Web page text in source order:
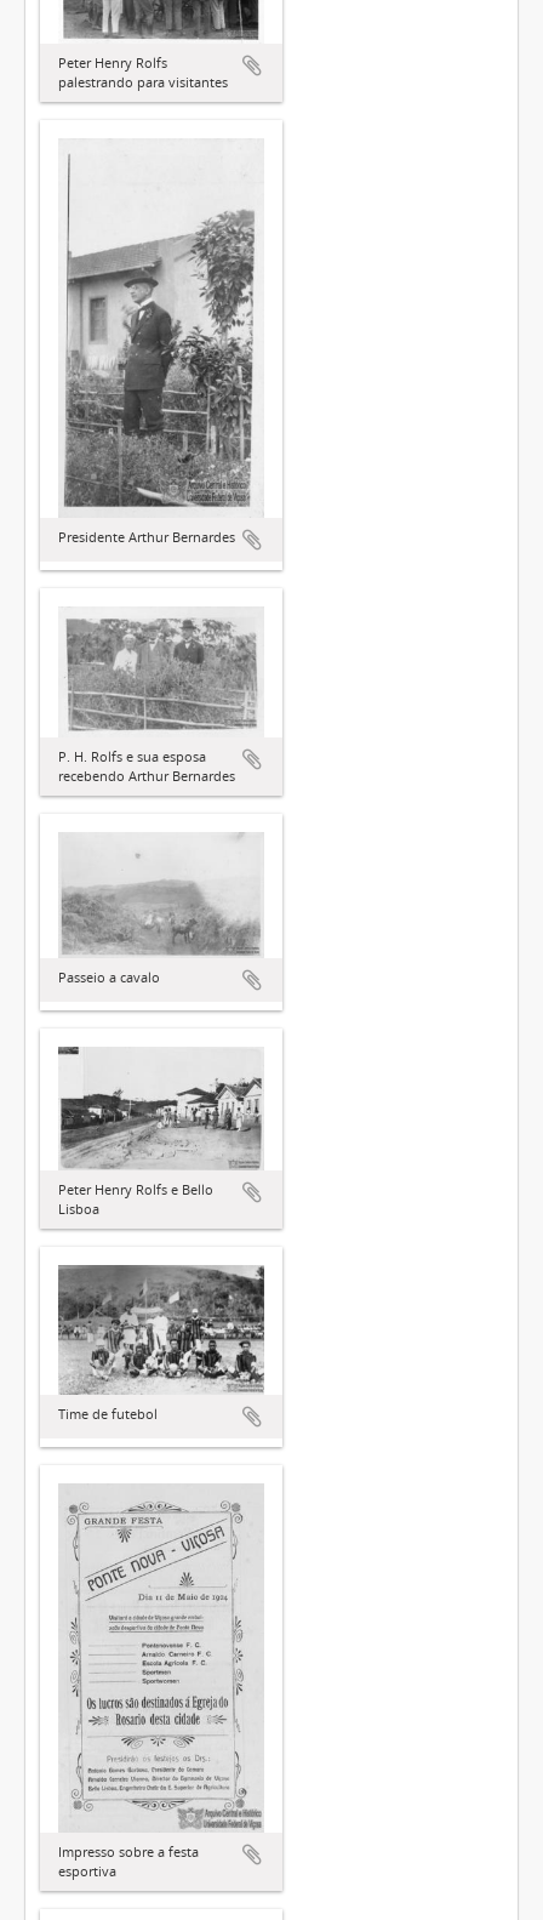
Peter Henry Rolfs
palestrando para visitantes
Presidente Arthur Bernardes
P. H. Rolfs e sua esposa
recebendo Arthur Bernardes
Passeio a cavalo
Peter Henry Rolfs e Bello
Lisboa
Time de futebol
Impresso sobre a festa
esportiva